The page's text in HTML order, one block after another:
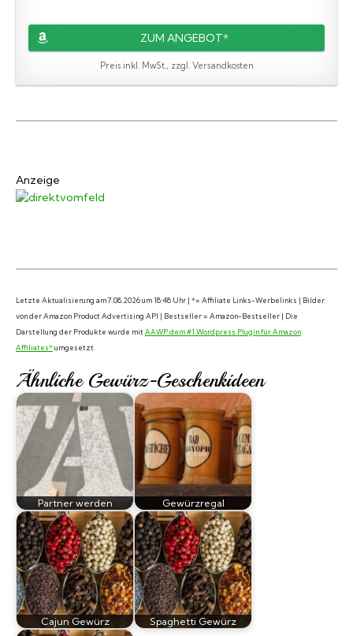
ZUM ANGEBOT*
Preis inkl. MwSt., zzgl. Versandkosten
Anzeige
Letzte Aktualisierung am 7.08.2026 um 18:48 Uhr | *= Affiliate Links-Werbelinks | Bilder
von der Amazon Product Advertising API | Bestseller = Amazon-Bestseller | Die
Darstellung der Produkte wurde mitAAWP dem #1 Wordpress Plugin für Amazon
Affiliates*umgesetzt.
Ähnliche Gewürz-Geschenkideen
Partner werden Gewürzregal
Cajun Gewürz Spaghetti Gewürz